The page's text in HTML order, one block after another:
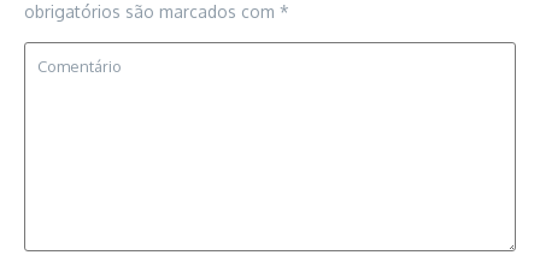
obrigatórios são marcados com *